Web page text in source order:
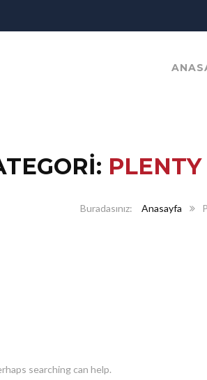
Anasayfa
searching can help.